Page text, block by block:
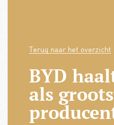
Terug naar het overzicht
BYD
als